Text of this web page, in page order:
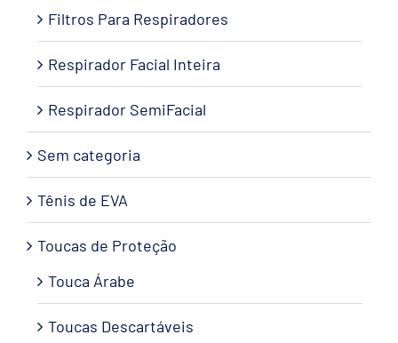
Filtros Para Respiradores
Respirador Facial Inteira
Respirador SemiFacial
Sem categoria
Tênis de EVA
Toucas de Proteção
Touca Árabe
Toucas Descartáveis